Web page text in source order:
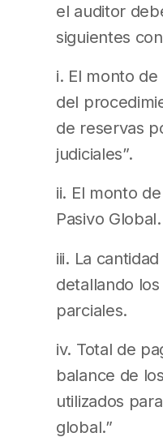
el auditor
siguientes
i. El monto
del
de reservas
judiciales”.
ii. El monto
Pasivo Global.
iii. La
detallando
parciales.
iv. Total de
balance de
utilizados
global.”